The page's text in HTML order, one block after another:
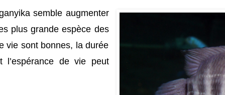
semble augmenter
plus grande espèce des
vie sont bonnes, la durée
de vie peut